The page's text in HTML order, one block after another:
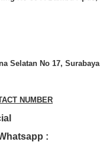
Selatan No 17, Surabaya
NUMBER
: